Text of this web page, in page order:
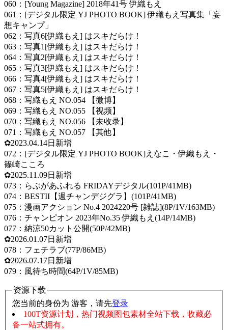
060：[Young Magazine] 2018年41号 伊織もえ
061：[デジタル限定 YJ PHOTO BOOK] 伊織もえ写真集「妄
想キャンプ」
062：写真6[伊織もえ] はスキだらけ！
063：写真1[伊織もえ] はスキだらけ！
064：写真2[伊織もえ] はスキだらけ！
065：写真3[伊織もえ] はスキだらけ！
066：写真4[伊織もえ] はスキだらけ！
067：写真5[伊織もえ] はスキだらけ！
068：写織もえ NO.054 【微博】
069：写織もえ NO.055 【视频】
070：写織もえ NO.056 【未收录】
071：写織もえ NO.057 【其他】
✿2023.04.14日新增
072：[デジタル限定 YJ PHOTO BOOK]えなこ・伊織もえ・
篠崎こころ
✿2025.11.09日新增
073：らぶがあふれる FRIDAYデジタル(101P/41MB)
074：BESTII【週チャンデジグラ】(101P/41MB)
075：漫画アクション No.4 2024220号 [雑誌](8P/1V/163MB)
076：チャンピオン 2023年No.35 伊織もえ(14P/14MB)
077：納涼50カット公開(50P/42MB)
✿2026.01.07日新增
078：フェチラブ(77P/86MB)
✿2026.07.17日新增
079：風待ち時間(64P/1V/85MB)
资源下载
您当前的身份为 游客，请先登录
100T资源计划，热门视频图包素材全站下载，收藏必
备一站式拥有。